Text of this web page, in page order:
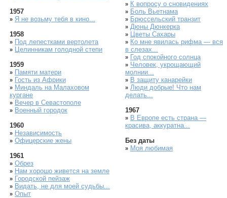
1957
» Я не возьму тебя в кино...
1958
» Под лепестками вертолета
» Целинникам голодной степи
1959
» Памяти матери
» Гость из Африки
» Миндаль на Малаховом
кургане
» Вечер в Севастополе
» Военный городок
1960
» Независимость
» Офицерские жены
1961
» Обрез
» Нам хорошо живется на земле
» Городской пейзаж
» Видать, не для моей судьбы...
» Опыт
» К вопросу о сновидениях
» Боль Вьетнама
» Брюссельский транзит
» Дюны Дюнкерка
» Цветы Сахары
» Ко мне явилась рифма — вся
в слезах...
» Год спокойного солнца
» Человек, укрощающий
молнии...
» В защиту канарейки
» Люди добрые! Что нам
делать...
1967
» В Европе есть страна —
красива, аккуратна...
Без даты
» Моя любимая